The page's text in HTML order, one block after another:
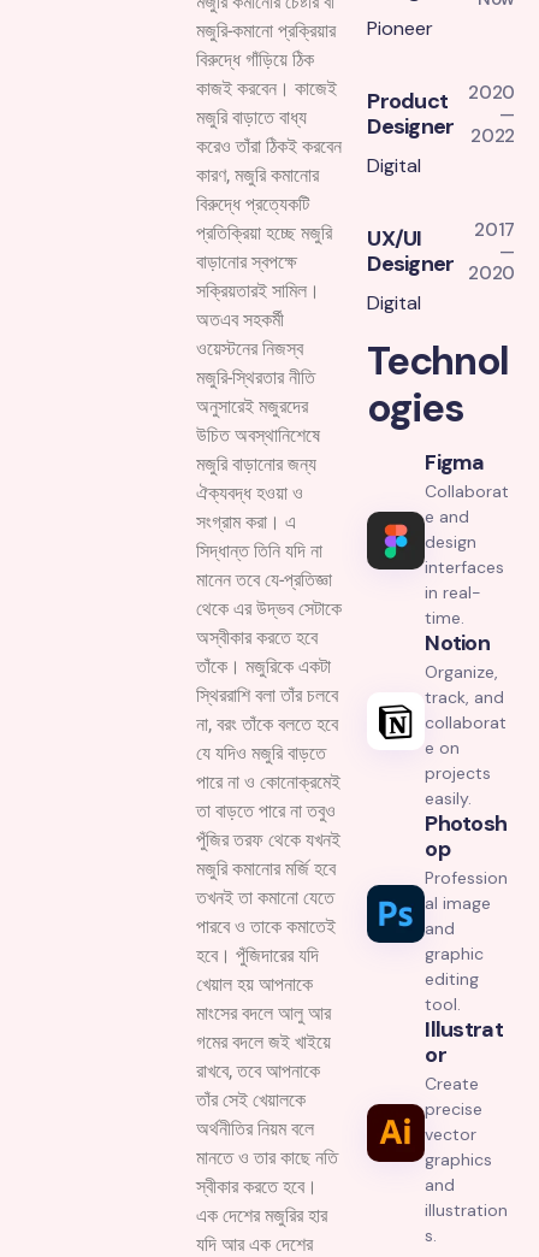
মজুরি-কমানো প্রক্রিয়ার
বিরুদ্ধে গাঁড়িয়ে ঠিক
কাজই করবেন। কাজেই
মজুরি বাড়াতে বাধ্য
করেও তাঁরা ঠিকই করবেন
কারণ, মজুরি কমানোর
বিরুদ্ধে প্রত্যেকটি
প্রতিক্রিয়া হচ্ছে মজুরি
বাড়ানোর স্বপক্ষে
সক্রিয়তারই সামিল।
অতএব সহকর্মী
ওয়েস্টনের নিজস্ব
মজুরি-স্থিরতার নীতি
অনুসারেই মজুরদের
উচিত অবস্থানিশেষে
মজুরি বাড়ানোর জন্য
ঐক্যবদ্ধ হওয়া ও
সংগ্রাম করা। এ
সিদ্ধান্ত তিনি যদি না
মানেন তবে যে-প্রতিজ্ঞা
থেকে এর উদ্ভব সেটাকে
অস্বীকার করতে হবে
তাঁকে। মজুরিকে একটা
স্থিররাশি বলা তাঁর চলবে
না, বরং তাঁকে বলতে হবে
যে যদিও মজুরি বাড়তে
পারে না ও কোনোক্রমেই
তা বাড়তে পারে না তবুও
পুঁজির তরফ থেকে যখনই
মজুরি কমানোর মর্জি হবে
তখনই তা কমানো যেতে
পারবে ও তাকে কমাতেই
হবে। পুঁজিদারের যদি
খেয়াল হয় আপনাকে
মাংসের বদলে আলু আর
গমের বদলে জই খাইয়ে
রাখবে, তবে আপনাকে
তাঁর সেই খেয়ালকে
অর্থনীতির নিয়ম বলে
মানতে ও তার কাছে নতি
স্বীকার করতে হবে।
এক দেশের মজুরির হার
যদি আর এক দেশের
Pioneer
Product
Designer
2020
—
2022
Digital
UX/UI
Designer
2017
—
2020
Digital
Technol
ogies
Figma
Collaborat
e and
design
interfaces
in real-
time.
Notion
Organize,
track, and
collaborat
e on
projects
easily.
Photosh
Op
Profession
al image
and
graphic
editing
tool.
Illustrat
Or
Create
precise
vector
graphics
and
illustration
s.